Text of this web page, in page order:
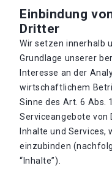
Einbindung
Dritter
Wir setzen innerhalb
Grundlage unserer
Interesse an der
wirtschaftlichem
Sinne des Art. 6 Abs.
Serviceangebote von
Inhalte und Services,
einzubinden
“Inhalte”).